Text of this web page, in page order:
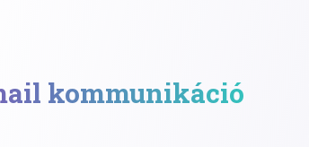
kommunikáció